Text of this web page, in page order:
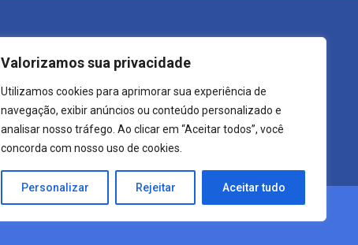
Valorizamos sua privacidade
Utilizamos cookies para aprimorar sua experiência de
navegação, exibir anúncios ou conteúdo personalizado e
analisar nosso tráfego. Ao clicar em “Aceitar todos”, você
concorda com nosso uso de cookies.
Personalizar Rejeitar Aceitar tudo
Prefeito
Secretarias
Órgãos
LGPD
Carta de Serviços
Leis Municipais